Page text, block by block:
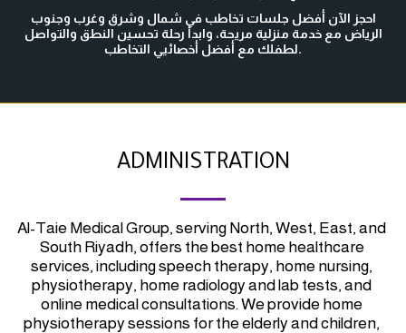
احجز الآن أفضل جلسات تخاطب في شمال وشرق وغرب وجنوب
الرياض مع خدمة منزلية مريحة، وابدأ رحلة تحسين النطق والتواصل
لطفلك مع أفضل أخصائيي التخاطب.
ADMINISTRATION
Al-Taie Medical Group, serving North, West, East, and
South Riyadh, offers the best home healthcare
services, including speech therapy, home nursing,
physiotherapy, home radiology and lab tests, and
online medical consultations. We provide home
physiotherapy sessions for the elderly and children,